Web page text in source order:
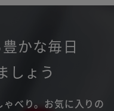
かな毎日
しょう
べり。 お気に入りの